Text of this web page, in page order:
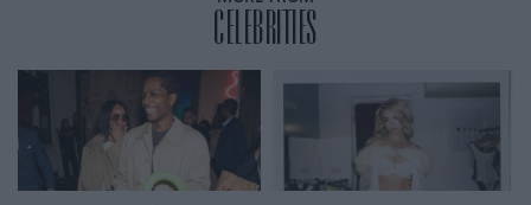
CELEBRITIES